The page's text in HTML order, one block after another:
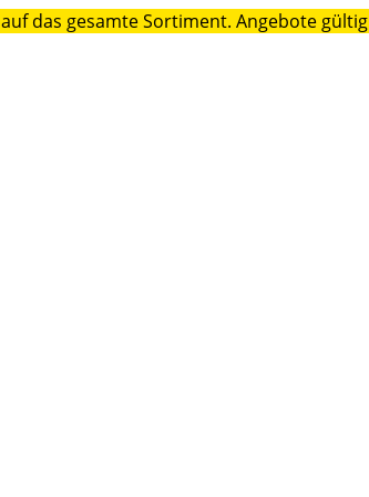
auf das gesamte Sortiment. Angebote gültig